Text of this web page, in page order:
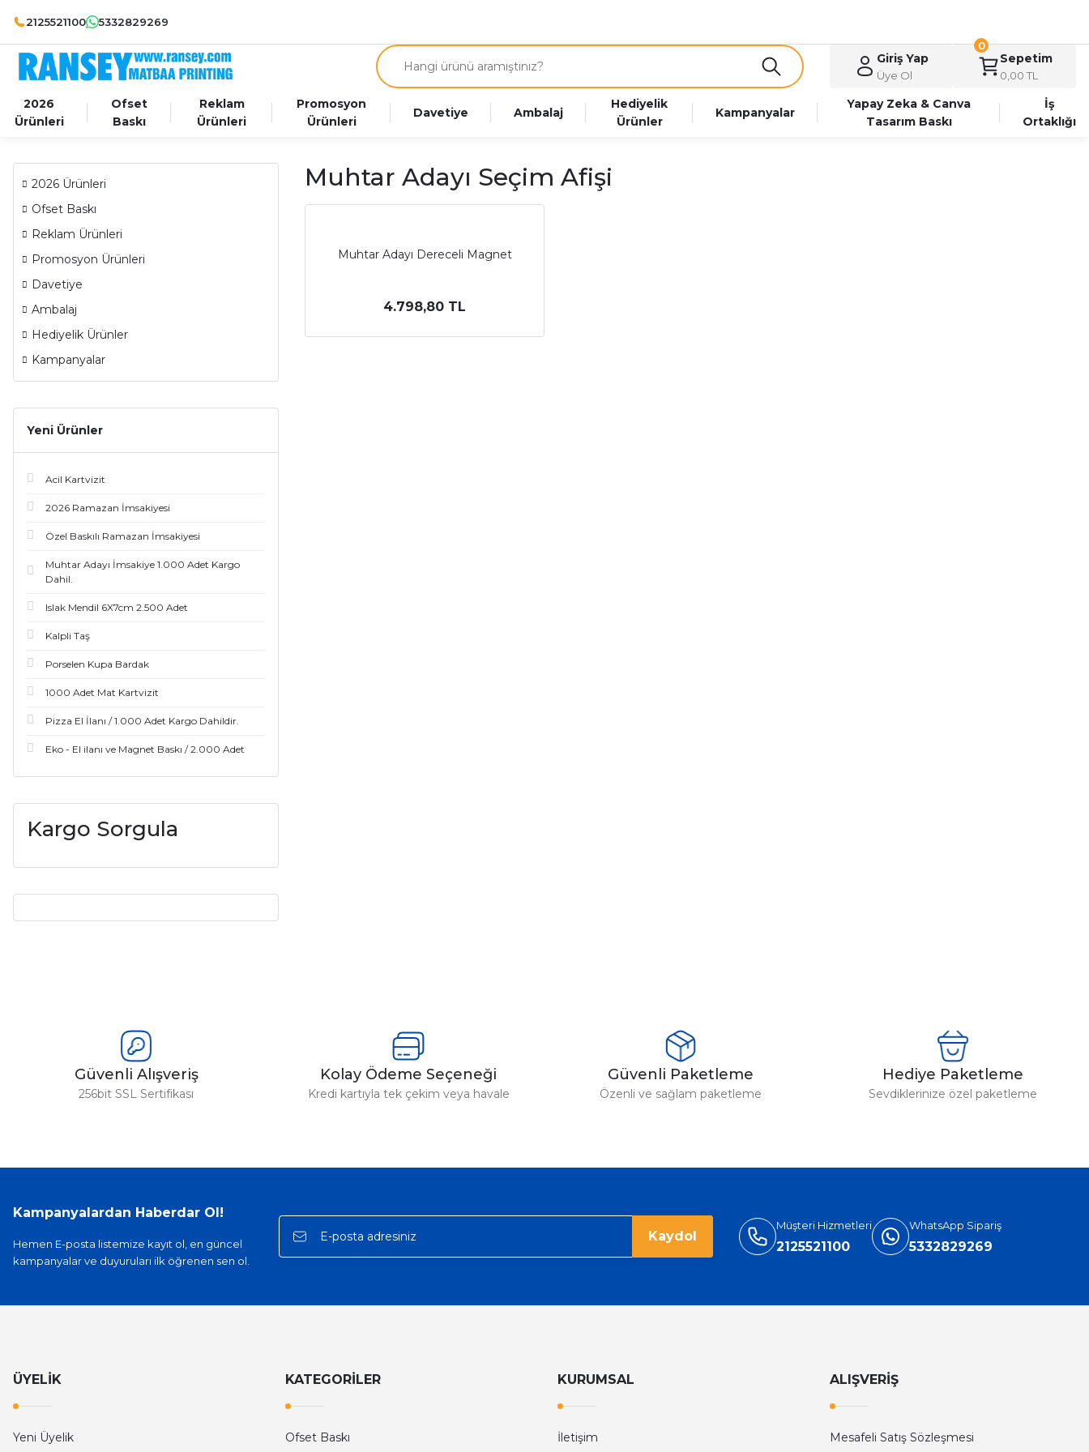
2125521100 5332829269
Giriş Yap
Üye Ol
Sepetim
0,00 TL
0
2026
Ürünleri
Ofset
Baskı
Reklam
Ürünleri
Promosyon
Ürünleri
Davetiye Ambalaj
Hediyelik
Ürünler
Kampanyalar
Yapay Zeka & Canva
Tasarım Baskı
İş
Ortaklığı
2026 Ürünleri
Ofset Baskı
Reklam Ürünleri
Promosyon Ürünleri
Davetiye
Ambalaj
Hediyelik Ürünler
Kampanyalar
Yeni Ürünler
Acil Kartvizit
2026 Ramazan İmsakiyesi
Özel Baskılı Ramazan İmsakiyesi
Muhtar Adayı İmsakiye 1.000 Adet Kargo
Dahil.
Islak Mendil 6X7cm 2.500 Adet
Kalpli Taş
Porselen Kupa Bardak
1000 Adet Mat Kartvizit
Pizza El İlanı / 1.000 Adet Kargo Dahildir.
Eko - El ilanı ve Magnet Baskı / 2.000 Adet
Kargo Sorgula
Muhtar Adayı Seçim Afişi
Muhtar Adayı Dereceli Magnet
4.798,80 TL
Güvenli Alışveriş
256bit SSL Sertifikası
Kolay Ödeme Seçeneği
Kredi kartıyla tek çekim veya havale
Güvenli Paketleme
Özenli ve sağlam paketleme
Hediye Paketleme
Sevdiklerinize özel paketleme
Kampanyalardan Haberdar Ol!
Hemen E-posta listemize kayıt ol, en güncel
kampanyalar ve duyuruları ilk öğrenen sen ol.
Kaydol
Müşteri Hizmetleri
2125521100
WhatsApp Sipariş
5332829269
ÜYELİK
Yeni Üyelik
KATEGORİLER
Ofset Baskı
KURUMSAL
İletişim
ALIŞVERİŞ
Mesafeli Satış Sözleşmesi